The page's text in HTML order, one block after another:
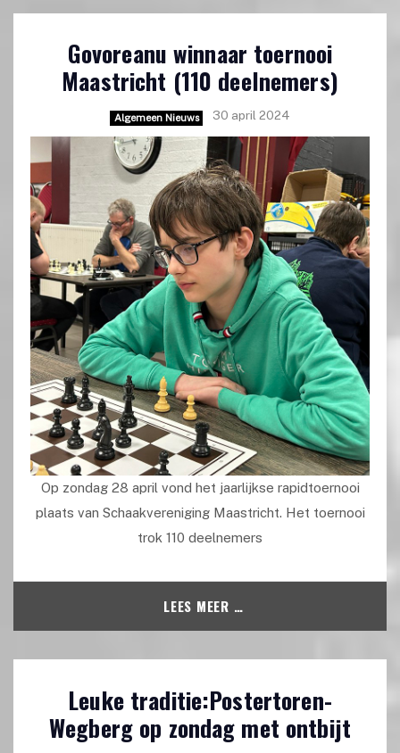
Govoreanu winnaar toernooi
Maastricht (110 deelnemers)
Algemeen Nieuws 30 april 2024
Op zondag 28 april vond het jaarlijkse rapidtoernooi
plaats van Schaakvereniging Maastricht. Het toernooi
trok 110 deelnemers
LEES MEER …
Leuke traditie:Postertoren-
Wegberg op zondag met ontbijt